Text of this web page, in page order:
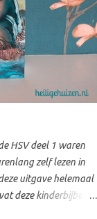
HSV deel 1 waren
zelf lezen in
uitgave helemaal
deze kinderbijbel